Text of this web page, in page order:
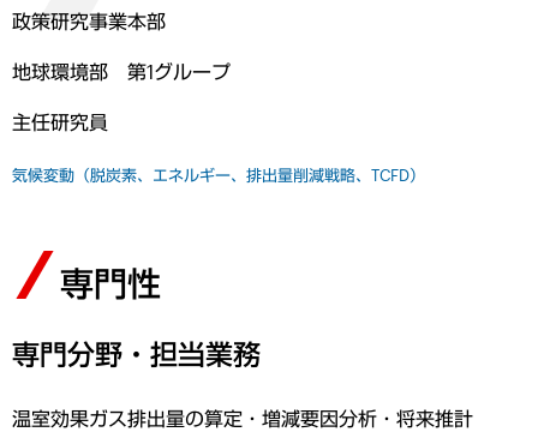
政策研究事業本部
地球環境部 第1グループ
主任研究員
気候変動（脱炭素、エネルギー、排出量削減戦略、TCFD）
専門性
専門分野・担当業務
温室効果ガス排出量の算定・増減要因分析・将来推計